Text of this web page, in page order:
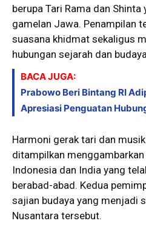
berupa Tari Rama dan
gamelan Jawa. Penampilan
suasana khidmat sekaligus
hubungan sejarah dan
BACA JUGA:
Prabowo Beri Bintang RI
Apresiasi Penguatan
Harmoni gerak tari dan
ditampilkan
Indonesia dan India yang
berabad-abad. Kedua
sajian budaya yang menjadi
Nusantara tersebut.